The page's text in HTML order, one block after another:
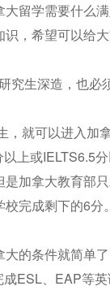
留学需要什么
，希望可以给大
究生深造，也
就可以进入加
上或IELTS6.5分
加拿大教育部
完成剩下的6
的条件就简单
ESL、EAP等